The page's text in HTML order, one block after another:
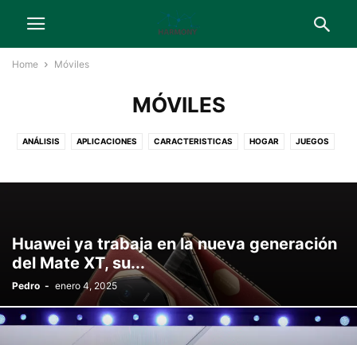
Home Móviles
MÓVILES
ANÁLISIS APLICACIONES CARACTERISTICAS HOGAR JUEGOS
WEARABLES
Huawei ya trabaja en la nueva generación
del Mate XT, su...
Pedro - enero 4, 2025